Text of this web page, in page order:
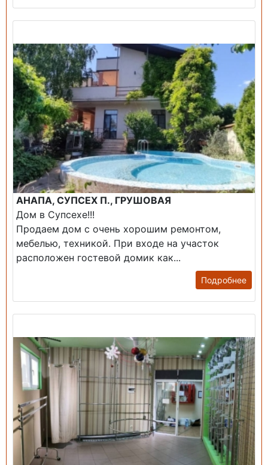
АНАПА, СУПСЕХ П., ГРУШОВАЯ
Дом в Супсехе!!!
Продаем дом с очень хорошим ремонтом,
мебелью, техникой. При входе на участок
расположен гостевой домик как...
Подробнее